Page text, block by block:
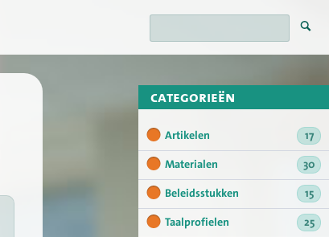
categorieën
Artikelen
17
Materialen
30
Beleidsstukken
15
Taalprofielen
25